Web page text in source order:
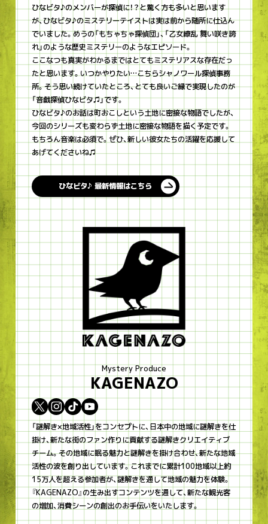
ひなビタ♪のメンバーが探偵に！？と驚く方も多いと思います
が、ひなビタ♪のミステリーテイストは実は前から随所に仕込ん
でいました。めうの「もちゃちゃ探偵団」、「乙女繚乱 舞い咲き誇
れ」のような歴史ミステリーのようなエピソード。
ここなつも真実がわかるまではとてもミステリアスな存在だっ
たと思います。いつかやりたい…こちらシャノワール探偵事務
所。そう思い続けていたところ、とても良いご縁で実現したのが
「音戯探偵ひなビタ♫」です。
ひなビタ♪のお話は町おこしという土地に密接な物語でしたが、
今回のシリーズも変わらず土地に密接な物語を描く予定です。
もちろん音楽は必須で。ぜひ、新しい彼女たちの活躍を応援して
あげてくださいね♫
ひなビタ♪ 最新情報はこちら
Mystery Produce
KAGENAZO
「謎解き×地域活性」をコンセプトに、日本中の地域に謎解きを仕
掛け、新たな街のファン作りに貢献する謎解きクリエイティブ
チーム。その地域に眠る魅力と謎解きを掛け合わせ、新たな地域
活性の波を創り出しています。これまでに累計100地域以上約
15万人を超える参加者が、謎解きを通して地域の魅力を体験。
『KAGENAZO』の生み出すコンテンツを通して、新たな観光客
の増加、消費シーンの創出のお手伝いをいたします。